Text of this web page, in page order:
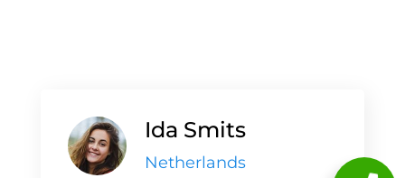
Ida Smits
Netherlands